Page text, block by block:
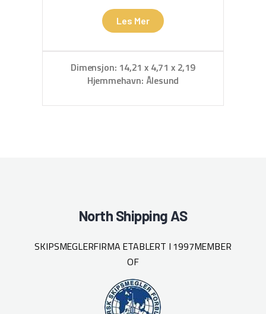
Les Mer
Dimensjon: 14,21 x 4,71 x 2,19
Hjemmehavn: Ålesund
North Shipping AS
SKIPSMEGLERFIRMA ETABLERT I 1997MEMBER
OF